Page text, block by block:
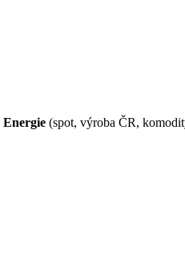
Energie (spot, výroba ČR,